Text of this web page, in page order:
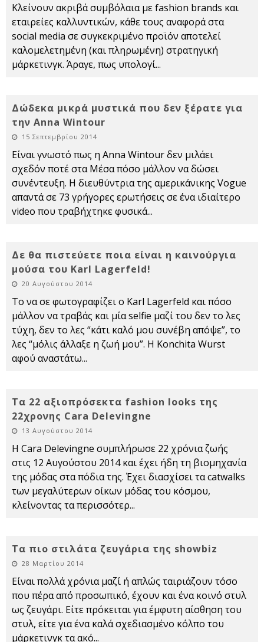
Κλείνουν ακριβά συμβόλαια με fashion brands και
εταιρείες καλλυντικών, κάθε τους αναφορά στα
social media σε συγκεκριμένο προϊόν αποτελεί
καλομελετημένη (και πληρωμένη) στρατηγική
μάρκετινγκ. Άραγε, πως υπολογί...
Δώδεκα μικρά μυστικά που δεν ξέρατε για
την Anna Wintour
15 Σεπτεμβρίου 2014
Είναι γνωστό πως η Anna Wintour δεν μιλάει
σχεδόν ποτέ στα Μέσα πόσο μάλλον να δώσει
συνέντευξη. Η διευθύντρια της αμερικάνικης Vogue
απαντά σε 73 γρήγορες ερωτήσεις σε ένα ιδιαίτερο
video που τραβήχτηκε φυσικά...
Δε θα πιστεύετε ποια είναι η καινούργια
μούσα του Karl Lagerfeld!
20 Αυγούστου 2014
Το να σε φωτογραφίζει ο Karl Lagerfeld και πόσο
μάλλον να τραβάς και μία selfie μαζί του δεν το λες
τύχη, δεν το λες “κάτι καλό μου συνέβη απόψε”, το
λες “μόλις άλλαξε η ζωή μου”. Η Konchita Wurst
αφού αναστάτω...
Tα 22 αξιοπρόσεκτα fashion looks της
22χρονης Cara Delevingne
13 Αυγούστου 2014
Η Cara Delevingne συμπλήρωσε 22 χρόνια ζωής
στις 12 Αυγούστου 2014 και έχει ήδη τη βιομηχανία
της μόδας στα πόδια της. Έχει διασχίσει τα catwalks
των μεγαλύτερων οίκων μόδας του κόσμου,
κλείνοντας τα περισσότερ...
Τα πιο στιλάτα ζευγάρια της showbiz
28 Μαρτίου 2014
Είναι πολλά χρόνια μαζί ή απλώς ταιριάζουν τόσο
που πέρα από προσωπικό, έχουν και ένα κοινό στυλ
ως ζευγάρι. Είτε πρόκειται για έμφυτη αίσθηση του
στυλ, είτε για ένα καλά σχεδιασμένο κόλπο του
μάρκετινγκ τα ακό...